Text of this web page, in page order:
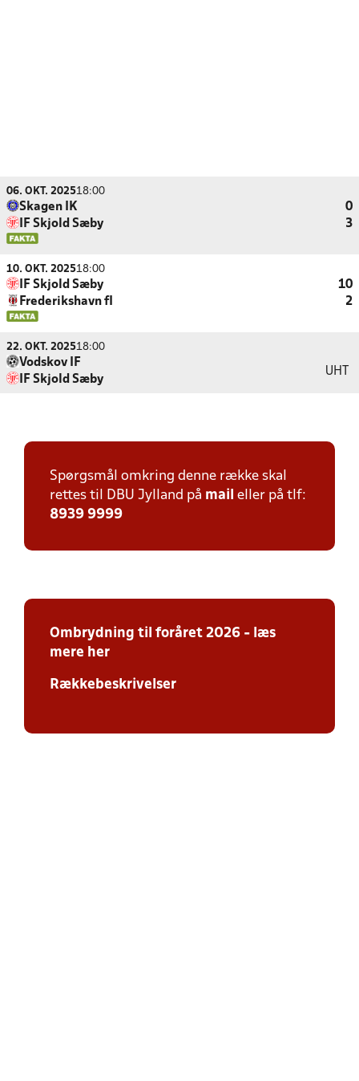
06. OKT. 202518:00
Skagen IK
0
IF Skjold Sæby
3
10. OKT. 202518:00
IF Skjold Sæby
10
Frederikshavn fI
2
22. OKT. 202518:00
Vodskov IF
IF Skjold Sæby
UHT
Spørgsmål omkring denne række skal
rettes til DBU Jylland på mail eller på tlf:
8939 9999
Ombrydning til foråret 2026 - læs
mere her
Rækkebeskrivelser